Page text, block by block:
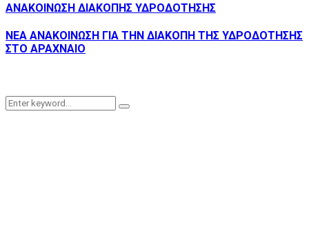
ΑΝΑΚΟΙΝΩΣΗ ΔΙΑΚΟΠΗΣ ΥΔΡΟΔΟΤΗΣΗΣ
ΝΕΑ ΑΝΑΚΟΙΝΩΣΗ ΓΙΑ ΤΗΝ ΔΙΑΚΟΠΗ ΤΗΣ ΥΔΡΟΔΟΤΗΣΗΣ
ΣΤΟ ΑΡΑΧΝΑΙΟ
Search
Search